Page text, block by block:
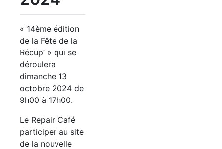
« 14ème édition
de la Fête de la
Récup’ » qui se
déroulera
dimanche 13
octobre 2024 de
9h00 à 17h00.
Le Repair Café
participer au site
de la nouvelle